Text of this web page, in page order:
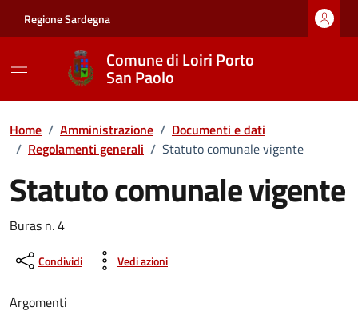
Regione Sardegna
Comune di Loiri Porto
San Paolo
Home / Amministrazione / Documenti e dati
/ Regolamenti generali / Statuto comunale vigente
Statuto comunale vigente
Dettagli del documento
Buras n. 4
Condividi Vedi azioni
Argomenti